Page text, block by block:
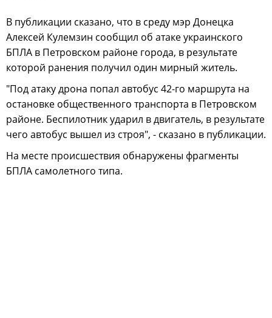
В публикации сказано, что в среду мэр Донецка
Алексей Кулемзин сообщил об атаке украинского
БПЛА в Петровском районе города, в результате
которой ранения получил один мирный житель.
"Под атаку дрона попал автобус 42-го маршрута на
остановке общественного транспорта в Петровском
районе. Беспилотник ударил в двигатель, в результате
чего автобус вышел из строя", - сказано в публикации.
На месте происшествия обнаружены фрагменты
БПЛА самолетного типа.